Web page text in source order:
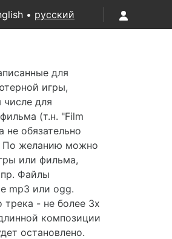
• русский
для
игры,
для
(т.н. "Film
не обязательно
По желанию можно
или фильма,
Файлы
mp3 или ogg.
трека - не более 3х
композиции
остановлено.